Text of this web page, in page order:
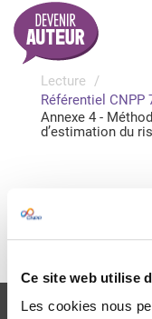
Ce site web utilise
Les cookies nous
Lecture
Référentiel CNPP
Annexe 4 -
d’estimation du
Veuillez vous
Je me connecte